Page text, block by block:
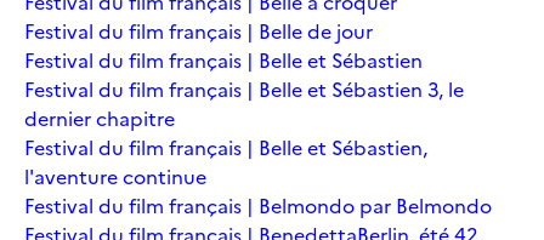
Festival du film français | Belle de jour
Festival du film français | Belle et Sébastien
Festival du film français | Belle et Sébastien 3, le
dernier chapitre
Festival du film français | Belle et Sébastien,
l'aventure continue
Festival du film français | Belmondo par Belmondo